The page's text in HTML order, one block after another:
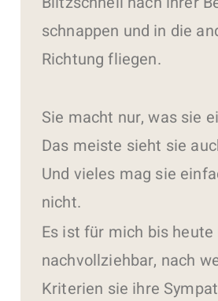
schnappen und in die
Richtung fliegen.
Sie macht nur, was sie
Das meiste sieht sie
Und vieles mag sie
nicht.
Es ist für mich bis
nachvollziehbar, nach
Kriterien sie ihre